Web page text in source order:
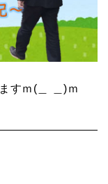
すｍ(＿ ＿)ｍ